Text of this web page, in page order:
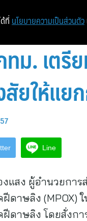
ม. เตรี
ยให้แย
Line
แสง ผู้อำนวยกา
ฝีดาษลิง
ดาษลิง โดยสั่งก
ที่ นโยบายความเป็นส่วนตัว